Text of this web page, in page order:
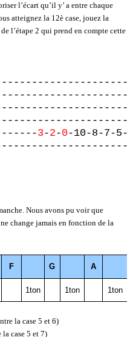
l’écart qu’il y’ a entre chaque
atteignez la 12è case, jouez la
l’étape 2 qui prend en compte cette
3-2-0-10-8-
Nous avons pu voir que
change jamais en fonction de la
F G A
1ton 1ton 1ton
la case 5 et 6)
case 5 et 7)